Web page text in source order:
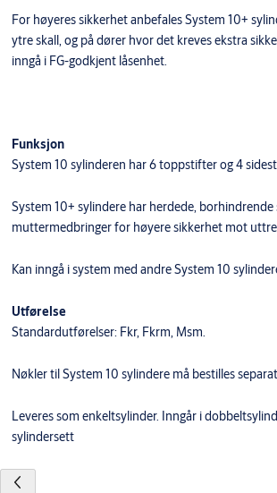
For høyeres sikkerhet anbefales System 10+
ytre skall, og på dører hvor det kreves ekstra
inngå i FG-godkjent låsenhet.
Funksjon
System 10 sylinderen har 6 toppstifter og 4
System 10+ sylindere har herdede,
muttermedbringer for høyere sikkerhet mot
Kan inngå i system med andre System 10
Utførelse
Standardutførelser: Fkr, Fkrm, Msm.
Nøkler til System 10 sylindere må bestilles
Leveres som enkeltsylinder. Inngår i
sylindersett